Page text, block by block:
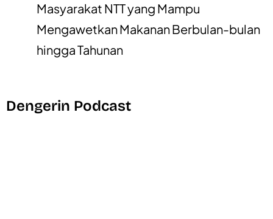
Masyarakat NTT yang Mampu
Mengawetkan Makanan Berbulan-bulan
hingga Tahunan
Dengerin Podcast